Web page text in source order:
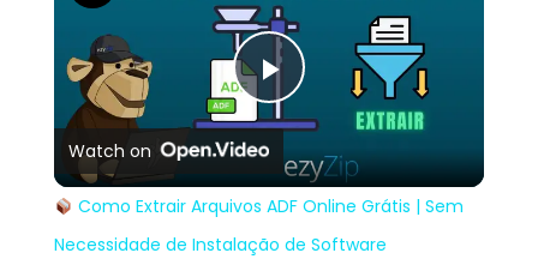
Play
Video
Watch on
Como Extrair Arquivos ADF Online Grátis | Sem
Necessidade de Instalação de Software